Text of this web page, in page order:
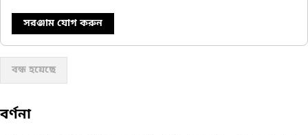
সরঞ্জাম যোগ করুন
বন্ধ হয়েছে
বর্ণনা